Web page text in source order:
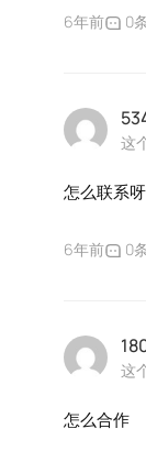
6年前 0
这
怎么联系呀
6年前 0
这
怎么合作